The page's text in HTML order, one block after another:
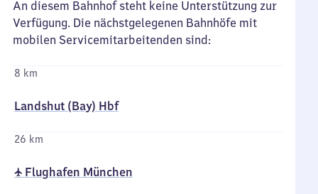
An diesem Bahnhof steht keine Unterstützung zur
Verfügung. Die nächstgelegenen Bahnhöfe mit
mobilen Servicemitarbeitenden sind:
8 km
Landshut (Bay) Hbf
26 km
✈ Flughafen München